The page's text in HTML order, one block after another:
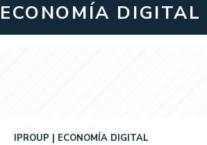
ECONOMÍA DIGITAL
IPROUP ECONOMÍA DIGITAL